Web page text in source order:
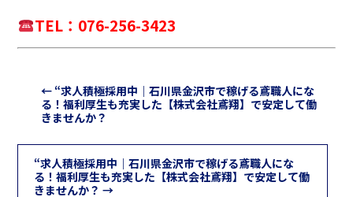
TEL：076-256-3423
← “求人積極採用中｜石川県金沢市で稼げる鳶職人にな
る！福利厚生も充実した【株式会社鳶翔】で安定して働
きませんか？
“求人積極採用中｜石川県金沢市で稼げる鳶職人にな
る！福利厚生も充実した【株式会社鳶翔】で安定して働
きませんか？→